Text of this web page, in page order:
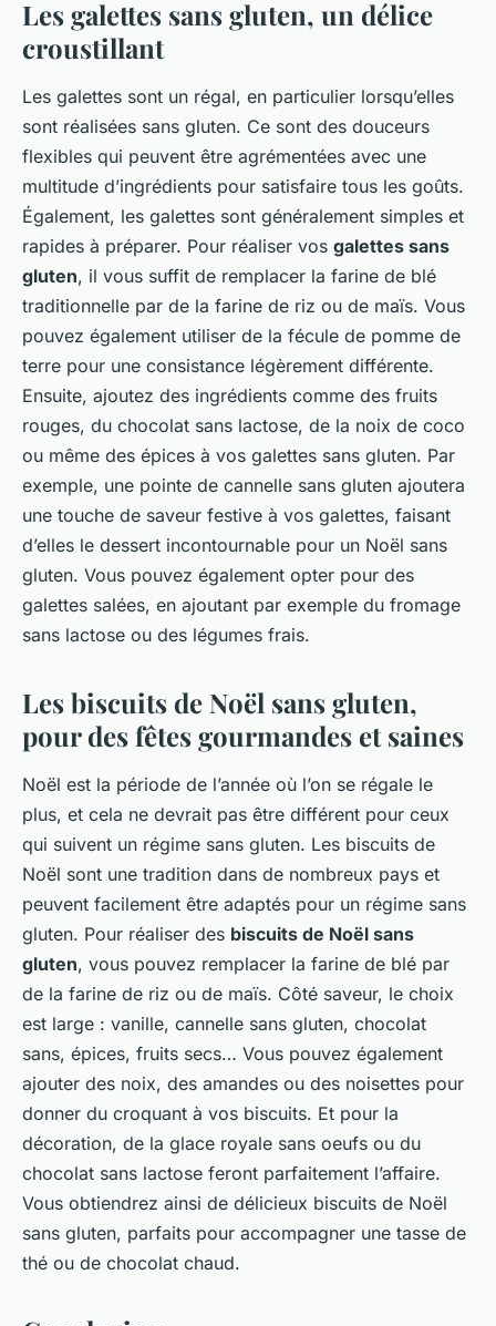
Les galettes sans gluten, un délice
croustillant
Les galettes sont un régal, en particulier lorsqu’elles
sont réalisées sans gluten. Ce sont des douceurs
flexibles qui peuvent être agrémentées avec une
multitude d’ingrédients pour satisfaire tous les goûts.
Également, les galettes sont généralement simples et
rapides à préparer. Pour réaliser vos galettes sans
gluten, il vous suffit de remplacer la farine de blé
traditionnelle par de la farine de riz ou de maïs. Vous
pouvez également utiliser de la fécule de pomme de
terre pour une consistance légèrement différente.
Ensuite, ajoutez des ingrédients comme des fruits
rouges, du chocolat sans lactose, de la noix de coco
ou même des épices à vos galettes sans gluten. Par
exemple, une pointe de cannelle sans gluten ajoutera
une touche de saveur festive à vos galettes, faisant
d’elles le dessert incontournable pour un Noël sans
gluten. Vous pouvez également opter pour des
galettes salées, en ajoutant par exemple du fromage
sans lactose ou des légumes frais.
Les biscuits de Noël sans gluten,
pour des fêtes gourmandes et saines
Noël est la période de l’année où l’on se régale le
plus, et cela ne devrait pas être différent pour ceux
qui suivent un régime sans gluten. Les biscuits de
Noël sont une tradition dans de nombreux pays et
peuvent facilement être adaptés pour un régime sans
gluten. Pour réaliser des biscuits de Noël sans
gluten, vous pouvez remplacer la farine de blé par
de la farine de riz ou de maïs. Côté saveur, le choix
est large : vanille, cannelle sans gluten, chocolat
sans, épices, fruits secs… Vous pouvez également
ajouter des noix, des amandes ou des noisettes pour
donner du croquant à vos biscuits. Et pour la
décoration, de la glace royale sans oeufs ou du
chocolat sans lactose feront parfaitement l’affaire.
Vous obtiendrez ainsi de délicieux biscuits de Noël
sans gluten, parfaits pour accompagner une tasse de
thé ou de chocolat chaud.